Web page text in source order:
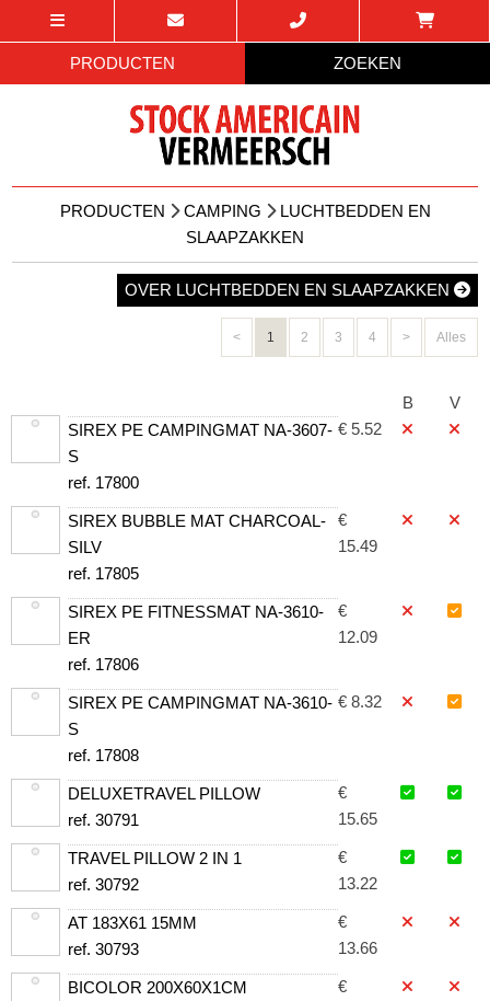
PRODUCTEN ZOEKEN
PRODUCTEN CAMPING
LUCHTBEDDEN EN
SLAAPZAKKEN
OVER LUCHTBEDDEN EN SLAAPZAKKEN
< 1 2 3 4 > Alles
V
B
SIREX PE CAMPINGMAT NA-3607-
S
ref. 17800
€ 5.52
SIREX BUBBLE MAT CHARCOAL-
SILV
ref. 17805
€
15.49
SIREX PE FITNESSMAT NA-3610-
ER
ref. 17806
€
12.09
SIREX PE CAMPINGMAT NA-3610-
S
ref. 17808
€ 8.32
DELUXETRAVEL PILLOW
ref. 30791
€
15.65
TRAVEL PILLOW 2 IN 1
ref. 30792
€
13.22
AT 183X61 15MM
ref. 30793
€
13.66
BICOLOR 200X60X1CM
€